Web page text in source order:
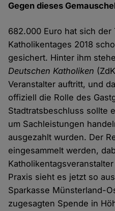
Gegen dieses
682.000 Euro hat sich der
Katholikentages 2018
gesichert. Hinter ihm
Deutschen Katholiken
Veranstalter auftritt, und
offiziell die Rolle des
Stadtratsbeschluss sollte
um Sachleistungen
ausgezahlt wurden. Der
eingesammelt werden,
Praxis sieht es jetzt so
Sparkasse Münsterland-
zugesagten Spende in